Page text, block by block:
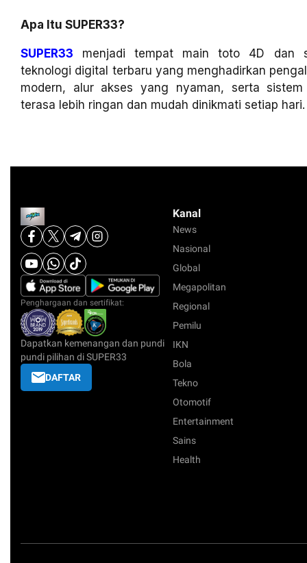
Apa Itu SUPER33?
SUPER33 menjadi tempat main toto 4D dan
teknologi digital terbaru yang menghadirkan
modern, alur akses yang nyaman, serta
terasa lebih ringan dan mudah dinikmati setiap hari.
Penghargaan dan sertifikat:
Dapatkan kemenangan dan pundi
pundi pilihan di SUPER33
DAFTAR
Kanal
News
Nasional
Global
Megapolitan
Regional
Pemilu
IKN
Bola
Tekno
Otomotif
Entertainment
Sains
Health